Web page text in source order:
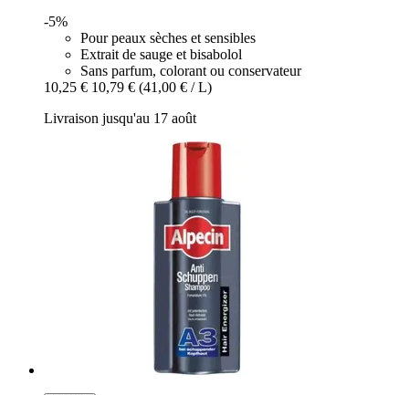
-5%
Pour peaux sèches et sensibles
Extrait de sauge et bisabolol
Sans parfum, colorant ou conservateur
10,25 € 10,79 € (41,00 € / L)
Livraison jusqu'au 17 août